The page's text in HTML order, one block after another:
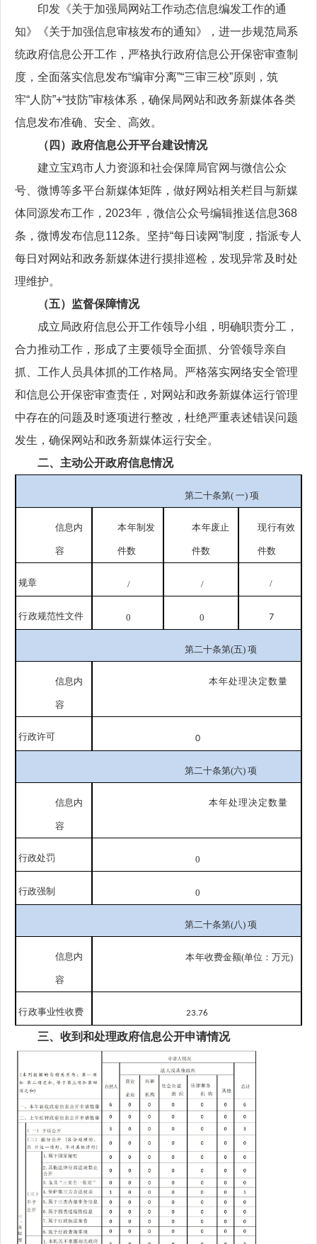
印发《关于加强局网站工作动态信息编发工作的通
知》《关于加强信息审核发布的通知》，进一步规范局系
统政府信息公开工作，严格执行政府信息公开保密审查制
度，全面落实信息发布“编审分离”“三审三校”原则，筑
牢“人防”+“技防”审核体系，确保局网站和政务新媒体各类
信息发布准确、安全、高效。
（四）政府信息公开平台建设情况
建立宝鸡市人力资源和社会保障局官网与微信公众
号、微博等多平台新媒体矩阵，做好网站相关栏目与新媒
体同源发布工作，2023年，微信公众号编辑推送信息368
条，微博发布信息112条。坚持“每日读网”制度，指派专人
每日对网站和政务新媒体进行摸排巡检，发现异常及时处
理维护。
（五）监督保障情况
成立局政府信息公开工作领导小组，明确职责分工，
合力推动工作，形成了主要领导全面抓、分管领导亲自
抓、工作人员具体抓的工作格局。严格落实网络安全管理
和信息公开保密审查责任，对网站和政务新媒体运行管理
中存在的问题及时逐项进行整改，杜绝严重表述错误问题
发生，确保网站和政务新媒体运行安全。
二、主动公开政府信息情况
第二十条第( 一) 项
信息内
容
本年制发
件数
本年废止
件数
现行有效
件数
规章 / / /
行政规范性文件 0 0 7
第二十条第(五) 项
信息内
容
本年处理决定数量
行政许可 0
第二十条第(六) 项
信息内
容
本年处理决定数量
行政处罚 0
行政强制 0
第二十条第(八) 项
信息内
容
本年收费金额(单位：万元)
行政事业性收费 23.76
三、收到和处理政府信息公开申请情况